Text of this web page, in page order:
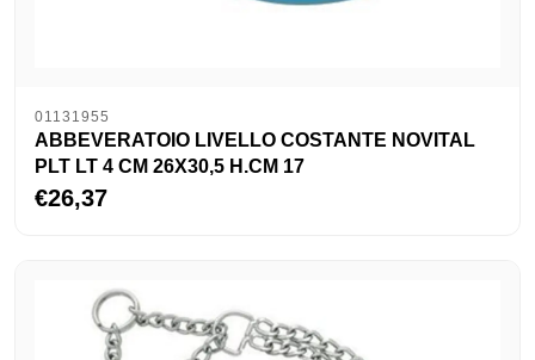
01131955
ABBEVERATOIO LIVELLO COSTANTE NOVITAL
PLT LT 4 CM 26X30,5 H.CM 17
€26,37